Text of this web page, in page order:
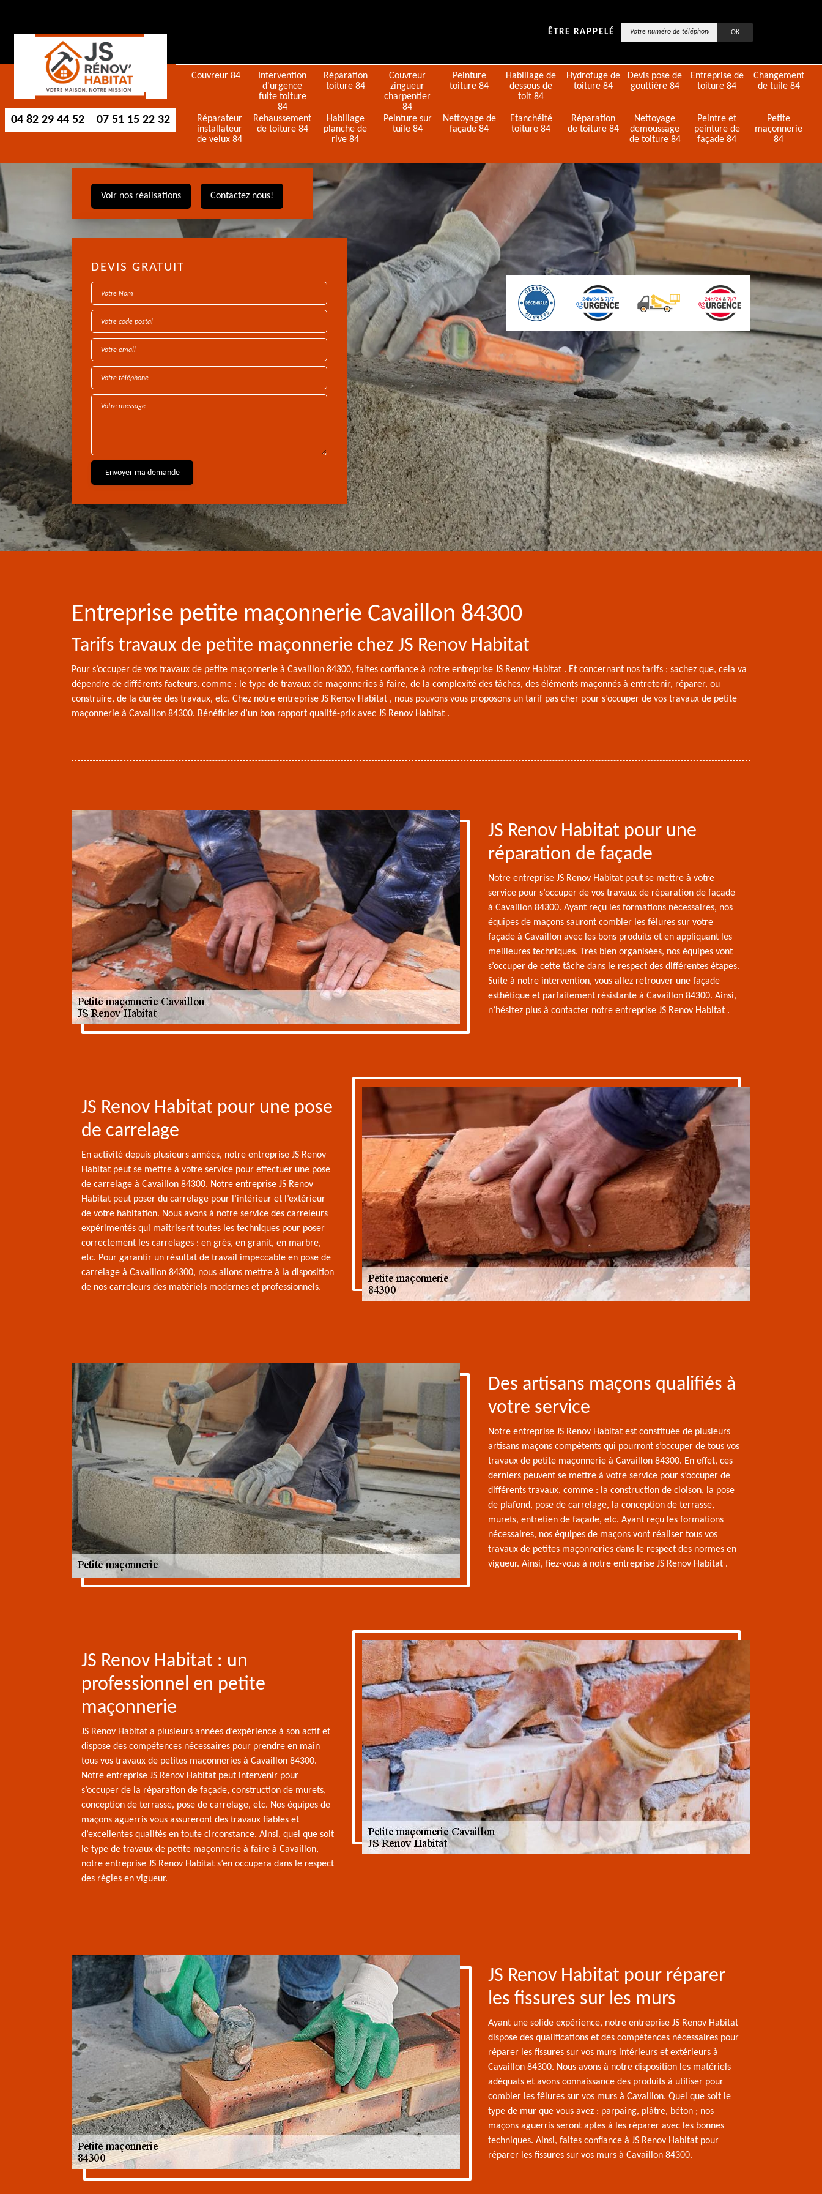
ÊTRE RAPPELÉ
04 82 29 44 52 07 51 15 22 32
Couvreur 84
Intervention
d'urgence
fuite toiture
84
Réparation
toiture 84
Couvreur
zingueur
charpentier
84
Peinture
toiture 84
Habillage de
dessous de
toit 84
Hydrofuge de
toiture 84
Devis pose de
gouttière 84
Entreprise de
toiture 84
Changement
de tuile 84
Réparateur
installateur
de velux 84
Rehaussement
de toiture 84
Habillage
planche de
rive 84
Peinture sur
tuile 84
Nettoyage de
façade 84
Etanchéité
toiture 84
Réparation
de toiture 84
Nettoyage
demoussage
de toiture 84
Peintre et
peinture de
façade 84
Petite
maçonnerie
84
Voir nos réalisations Contactez nous!
DEVIS GRATUIT
Entreprise petite maçonnerie Cavaillon 84300
Tarifs travaux de petite maçonnerie chez JS Renov Habitat
Pour s’occuper de vos travaux de petite maçonnerie à Cavaillon 84300, faites confiance à notre entreprise JS Renov Habitat . Et concernant nos tarifs ; sachez que, cela va
dépendre de différents facteurs, comme : le type de travaux de maçonneries à faire, de la complexité des tâches, des éléments maçonnés à entretenir, réparer, ou
construire, de la durée des travaux, etc. Chez notre entreprise JS Renov Habitat , nous pouvons vous proposons un tarif pas cher pour s’occuper de vos travaux de petite
maçonnerie à Cavaillon 84300. Bénéficiez d’un bon rapport qualité-prix avec JS Renov Habitat .
JS Renov Habitat pour une
réparation de façade
Notre entreprise JS Renov Habitat peut se mettre à votre
service pour s’occuper de vos travaux de réparation de façade
à Cavaillon 84300. Ayant reçu les formations nécessaires, nos
équipes de maçons sauront combler les fêlures sur votre
façade à Cavaillon avec les bons produits et en appliquant les
meilleures techniques. Très bien organisées, nos équipes vont
s’occuper de cette tâche dans le respect des différentes étapes.
Suite à notre intervention, vous allez retrouver une façade
esthétique et parfaitement résistante à Cavaillon 84300. Ainsi,
n’hésitez plus à contacter notre entreprise JS Renov Habitat .
JS Renov Habitat pour une pose
de carrelage
En activité depuis plusieurs années, notre entreprise JS Renov
Habitat peut se mettre à votre service pour effectuer une pose
de carrelage à Cavaillon 84300. Notre entreprise JS Renov
Habitat peut poser du carrelage pour l’intérieur et l’extérieur
de votre habitation. Nous avons à notre service des carreleurs
expérimentés qui maîtrisent toutes les techniques pour poser
correctement les carrelages : en grès, en granit, en marbre,
etc. Pour garantir un résultat de travail impeccable en pose de
carrelage à Cavaillon 84300, nous allons mettre à la disposition
de nos carreleurs des matériels modernes et professionnels.
Des artisans maçons qualifiés à
votre service
Notre entreprise JS Renov Habitat est constituée de plusieurs
artisans maçons compétents qui pourront s’occuper de tous vos
travaux de petite maçonnerie à Cavaillon 84300. En effet, ces
derniers peuvent se mettre à votre service pour s’occuper de
différents travaux, comme : la construction de cloison, la pose
de plafond, pose de carrelage, la conception de terrasse,
murets, entretien de façade, etc. Ayant reçu les formations
nécessaires, nos équipes de maçons vont réaliser tous vos
travaux de petites maçonneries dans le respect des normes en
vigueur. Ainsi, fiez-vous à notre entreprise JS Renov Habitat .
JS Renov Habitat : un
professionnel en petite
maçonnerie
JS Renov Habitat a plusieurs années d’expérience à son actif et
dispose des compétences nécessaires pour prendre en main
tous vos travaux de petites maçonneries à Cavaillon 84300.
Notre entreprise JS Renov Habitat peut intervenir pour
s’occuper de la réparation de façade, construction de murets,
conception de terrasse, pose de carrelage, etc. Nos équipes de
maçons aguerris vous assureront des travaux fiables et
d’excellentes qualités en toute circonstance. Ainsi, quel que soit
le type de travaux de petite maçonnerie à faire à Cavaillon,
notre entreprise JS Renov Habitat s’en occupera dans le respect
des règles en vigueur.
JS Renov Habitat pour réparer
les fissures sur les murs
Ayant une solide expérience, notre entreprise JS Renov Habitat
dispose des qualifications et des compétences nécessaires pour
réparer les fissures sur vos murs intérieurs et extérieurs à
Cavaillon 84300. Nous avons à notre disposition les matériels
adéquats et avons connaissance des produits à utiliser pour
combler les fêlures sur vos murs à Cavaillon. Quel que soit le
type de mur que vous avez : parpaing, plâtre, béton ; nos
maçons aguerris seront aptes à les réparer avec les bonnes
techniques. Ainsi, faites confiance à JS Renov Habitat pour
réparer les fissures sur vos murs à Cavaillon 84300.